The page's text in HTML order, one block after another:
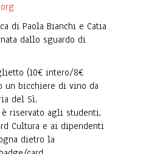
di Paola Bianchi e Catia
dallo sguardo di
(10€ intero/8€
un bicchiere di vino da
del Sì.
riservato agli studenti,
Cultura e ai dipendenti
dietro la